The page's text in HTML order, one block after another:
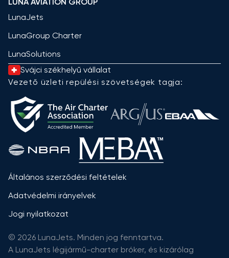
LunaJets
LunaGroup Charter
LunaSolutions
Svájci székhelyű vállalat
Vezető üzleti repülési szövetségek tagja:
Általános szerződési feltételek
Adatvédelmi irányelvek
Jogi nyilatkozat
© 2026 LunaJets. Minden jog fenntartva.
A LunaJets légijármű-charter bróker, és kizárólag